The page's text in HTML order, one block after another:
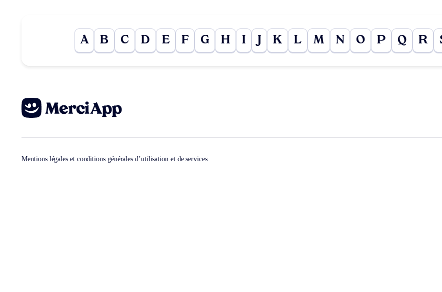
A B C D E F G H I K L M N O P Q R
Mentions légales et conditions générales d’utilisation et de services